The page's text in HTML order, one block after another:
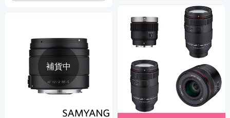
補貨中